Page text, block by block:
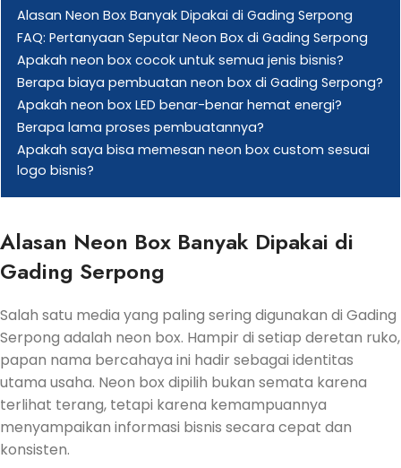
Alasan Neon Box Banyak Dipakai di Gading Serpong
FAQ: Pertanyaan Seputar Neon Box di Gading Serpong
Apakah neon box cocok untuk semua jenis bisnis?
Berapa biaya pembuatan neon box di Gading Serpong?
Apakah neon box LED benar-benar hemat energi?
Berapa lama proses pembuatannya?
Apakah saya bisa memesan neon box custom sesuai
logo bisnis?
Alasan Neon Box Banyak Dipakai di
Gading Serpong
Salah satu media yang paling sering digunakan di Gading
Serpong adalah neon box. Hampir di setiap deretan ruko,
papan nama bercahaya ini hadir sebagai identitas
utama usaha. Neon box dipilih bukan semata karena
terlihat terang, tetapi karena kemampuannya
menyampaikan informasi bisnis secara cepat dan
konsisten.